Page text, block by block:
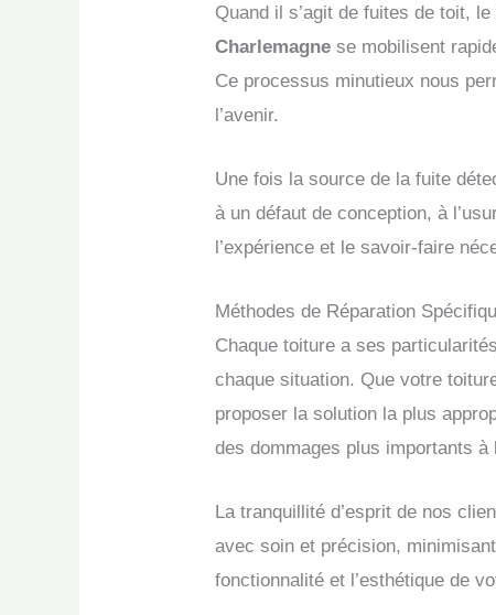
Quand il s’agit de fuites de toit,
Charlemagne se mobilisent
Ce processus minutieux nous
l’avenir.
Une fois la source de la fuite
à un défaut de conception, à
l’expérience et le savoir-faire
Méthodes de Réparation
Chaque toiture a ses
chaque situation. Que votre
proposer la solution la plus
des dommages plus importants à
La tranquillité d’esprit de nos
avec soin et précision,
fonctionnalité et l’esthétique de